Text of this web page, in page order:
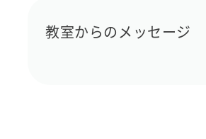
教室からのメッセージ